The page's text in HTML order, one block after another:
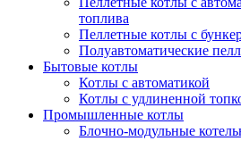
топлива
Пеллетные котлы с
Полуавтоматические
Бытовые котлы
Котлы с автоматикой
Котлы с удлиненной
Промышленные котлы
Блочно-модульные